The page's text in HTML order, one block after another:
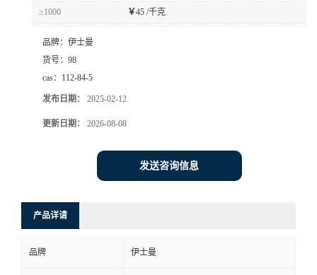
≥1000 ￥45 /千克
品牌： 伊士曼
货号： 98
cas： 112-84-5
发布日期： 2025-02-12
更新日期： 2026-08-08
发送咨询信息
产品详请
品牌 伊士曼